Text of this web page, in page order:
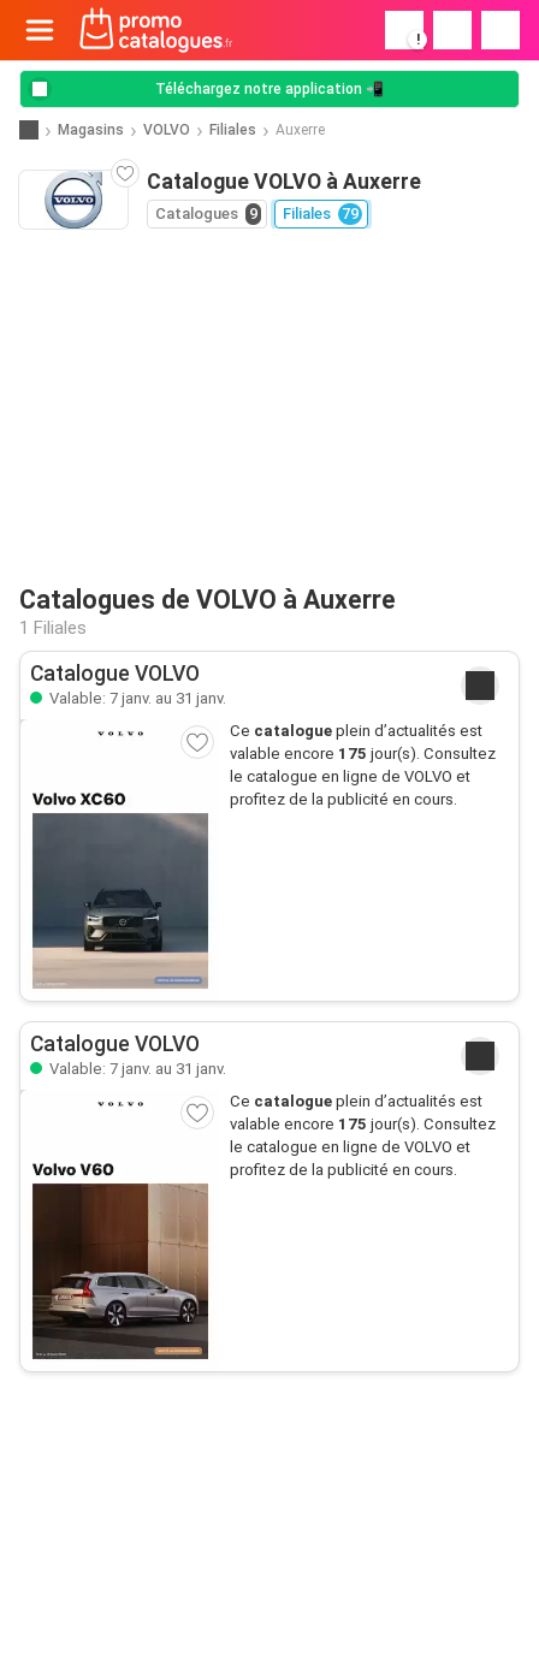
!
Téléchargez notre application 📲
Magasins VOLVO Filiales Auxerre
Catalogue VOLVO à Auxerre
Catalogues 9 Filiales 79
Catalogues de VOLVO à Auxerre
1 Filiales
Catalogue VOLVO
Valable: 7 janv. au 31 janv.
Ce catalogueplein d’actualités est
valable encore 175 jour(s). Consultez
le catalogue en ligne de VOLVO et
profitez de la publicité en cours.
Catalogue VOLVO
Valable: 7 janv. au 31 janv.
Ce catalogueplein d’actualités est
valable encore 175 jour(s). Consultez
le catalogue en ligne de VOLVO et
profitez de la publicité en cours.